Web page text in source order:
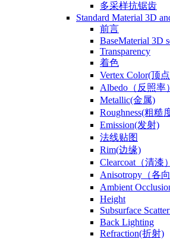
多采样抗锯齿
Standard Material 3D
前言
BaseMaterial 3D
Transparency
着色
Vertex Color(顶
Albedo（反照率）
Metallic(金属)
Roughness(粗糙
Emission(发射)
法线贴图
Rim(边缘)
Clearcoat（清漆）
Anisotropy（各向
Ambient
Height
Subsurface
Back Lighting
Refraction(折射)